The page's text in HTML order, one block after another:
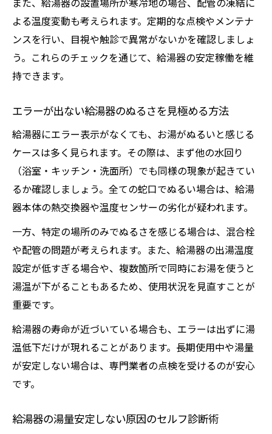
よる温度変動も考えられます。定期的な点検やメンテナ
ンスを行い、目視や触診で異常がないかを確認しましょ
う。これらのチェックを通じて、給湯器の安定稼働を維
持できます。
エラーが出ない給湯器のぬるさを見極める方法
給湯器にエラー表示がなくても、お湯がぬるいと感じる
ケースは多く見られます。その際は、まず他の水回り
（浴室・キッチン・洗面所）でも同様の現象が起きてい
るか確認しましょう。全ての蛇口でぬるい場合は、給湯
器本体の熱交換器や温度センサーの劣化が疑われます。
一方、特定の場所のみでぬるさを感じる場合は、混合栓
や配管の問題が考えられます。また、給湯器の出湯温度
設定が低すぎる場合や、複数箇所で同時にお湯を使うと
湯温が下がることもあるため、使用状況を見直すことが
重要です。
給湯器の寿命が近づいている場合も、エラーは出ずに湯
温低下だけが現れることがあります。長期使用中や湯量
が安定しない場合は、専門業者の点検を受けるのが安心
です。
給湯器の湯量安定しない原因のセルフ診断術